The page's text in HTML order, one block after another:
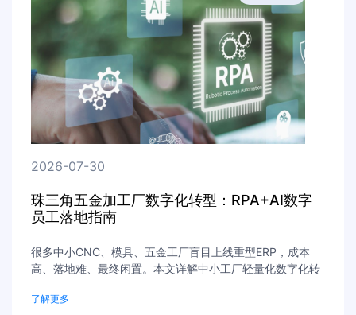
2026-07-30
珠三角五金加工厂数字化转型：RPA+AI数字
员工落地指南
很多中小CNC、模具、五金工厂盲目上线重型ERP，成本
高、落地难、最终闲置。本文详解中小工厂轻量化数字化转
工，低成本解决订单录入、报表汇总、工艺沉淀等痛点，适
了解更多